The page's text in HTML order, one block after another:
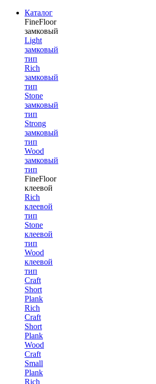
Каталог
FineFloor
замковый
Light
замковый
тип
Rich
замковый
тип
Stone
замковый
тип
Strong
замковый
тип
Wood
замковый
тип
FineFloor
клеевой
Rich
клеевой
тип
Stone
клеевой
тип
Wood
клеевой
тип
Craft
Short
Plank
Rich
Craft
Short
Plank
Wood
Craft
Small
Plank
Rich